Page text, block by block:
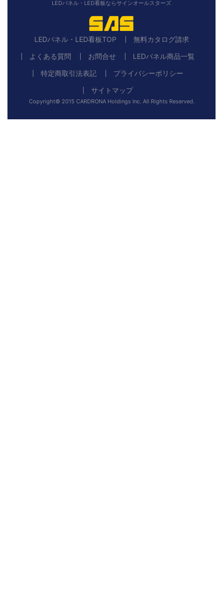
LEDパネル・LED看板ならサインオールスターズ
LEDパネル・LED看板TOP
無料カタログ請求
よくある質問
お問合せ
LEDパネル商品一覧
特定商取引法表記
プライバシーポリシー
サイトマップ
Copyright© 2015 CARDRONA Holdings Inc. All Rights Reserved.